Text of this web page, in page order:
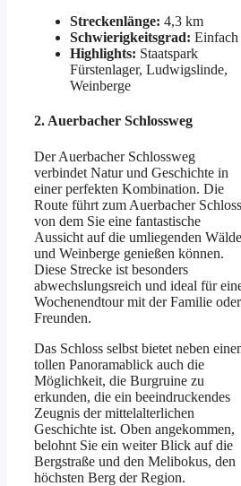
Streckenlänge: 4,3 km
Schwierigkeitsgrad: Einfach
Highlights: Staatspark
Fürstenlager, Ludwigslinde,
Weinberge
2. Auerbacher Schlossweg
Der Auerbacher Schlossweg
verbindet Natur und Geschichte in
einer perfekten Kombination. Die
Route führt zum Auerbacher
von dem Sie eine fantastische
Aussicht auf die umliegenden
und Weinberge genießen können.
Diese Strecke ist besonders
abwechslungsreich und ideal für
Wochenendtour mit der Familie oder
Freunden.
Das Schloss selbst bietet neben
tollen Panoramablick auch die
Möglichkeit, die Burgruine zu
erkunden, die ein beeindruckendes
Zeugnis der mittelalterlichen
Geschichte ist. Oben angekommen,
belohnt Sie ein weiter Blick auf die
Bergstraße und den Melibokus, den
höchsten Berg der Region.